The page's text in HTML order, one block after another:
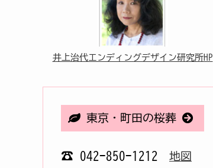
井上治代エンディングデザイン研究所HP
東京・町田の桜葬
☎ 042-850-1212 地図